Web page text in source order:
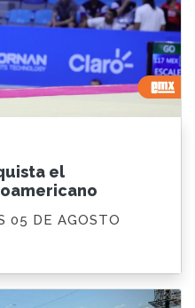
el
05 DE AGOSTO